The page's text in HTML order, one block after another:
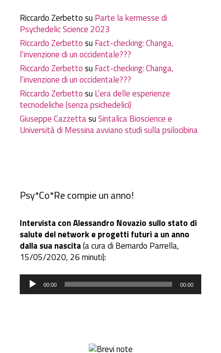
Riccardo Zerbettosu Parte la kermesse di
Psychedelic Science 2023
Riccardo Zerbettosu Fact-checking: Changa,
l’invenzione di un occidentale???
Riccardo Zerbettosu Fact-checking: Changa,
l’invenzione di un occidentale???
Riccardo Zerbettosu L’era delle esperienze
tecnodeliche (senza psichedelici)
Giuseppe CazzettasuSintalica Bioscience e
Università di Messina avviano studi sulla psilocibina
Psy*Co*Re compie un anno!
Intervista con Alessandro Novazio sullo stato di
salute del network e progetti futuri a un anno
dalla sua nascita(a cura di Bernardo Parrella,
15/05/2020, 26 minuti):
Audio
Player
00:00 00:00